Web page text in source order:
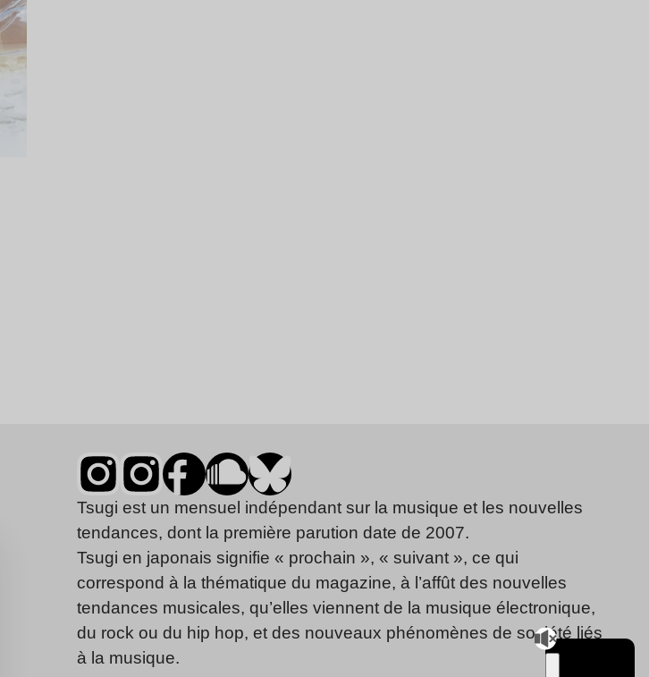
Tsugi est un mensuel indépendant sur la musique et les nouvelles
tendances, dont la première parution date de 2007.
Tsugi en japonais signifie « prochain », « suivant », ce qui
correspond à la thématique du magazine, à l’affût des nouvelles
tendances musicales, qu’elles viennent de la musique électronique,
du rock ou du hip hop, et des nouveaux phénomènes de société liés
à la musique.